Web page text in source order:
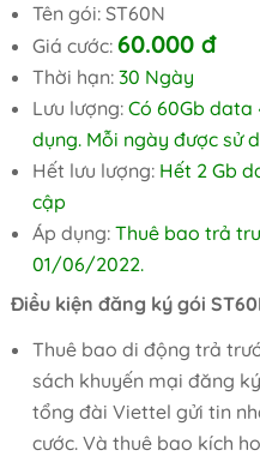
Tên gói: ST60N
Giá cước: 60.000 đ
Thời hạn: 30 Ngày
Lưu lượng:Có 60Gb data
dụng. Mỗi ngày được sử
Hết lưu lượng:Hết 2 Gb
cập
Áp dụng: Thuê bao trả
01/06/2022.
Điều kiện đăng ký gói
Thuê bao di động trả
sách khuyến mại đăng
tổng đài Viettel gửi tin
cước. Và thuê bao kích